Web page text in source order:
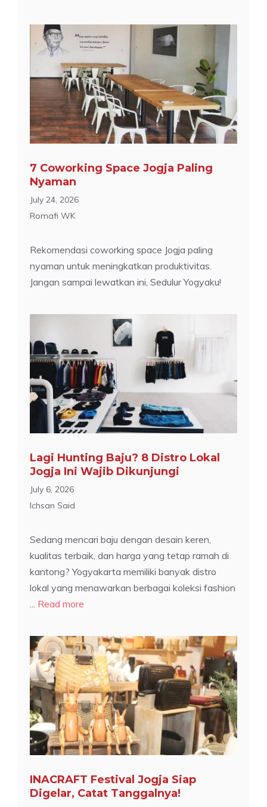
7 Coworking Space Jogja Paling
Nyaman
July 24, 2026
Romafi WK
Rekomendasi coworking space Jogja paling
nyaman untuk meningkatkan produktivitas.
Jangan sampai lewatkan ini, Sedulur Yogyaku!
Lagi Hunting Baju? 8 Distro Lokal
Jogja Ini Wajib Dikunjungi
July 6, 2026
Ichsan Said
Sedang mencari baju dengan desain keren,
kualitas terbaik, dan harga yang tetap ramah di
kantong? Yogyakarta memiliki banyak distro
lokal yang menawarkan berbagai koleksi fashion
Read more
INACRAFT Festival Jogja Siap
Digelar, Catat Tanggalnya!